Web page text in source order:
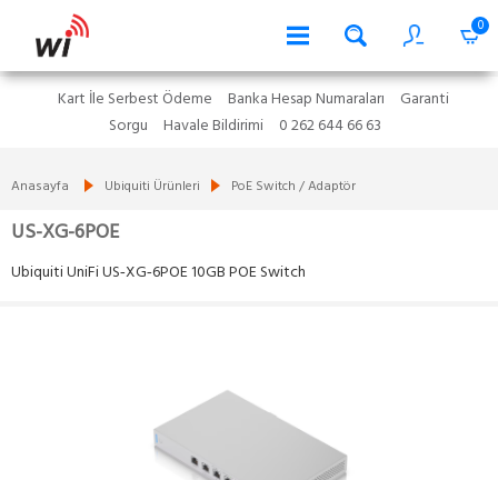
0
Kart İle Serbest Ödeme Banka Hesap Numaraları
Garanti
Sorgu
Havale Bildirimi 0 262 644 66 63
Anasayfa Ubiquiti Ürünleri PoE Switch / Adaptör
US-XG-6POE
Ubiquiti UniFi US‑XG‑6POE 10GB POE Switch